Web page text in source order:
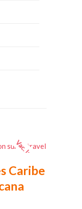
Vac. Invierno
Caribe